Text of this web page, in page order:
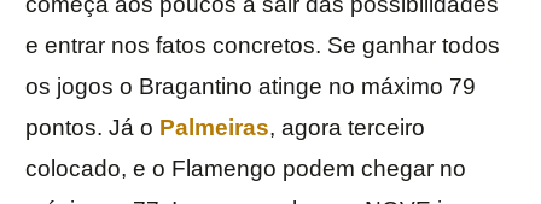
e entrar nos fatos concretos. Se ganhar todos
os jogos o Bragantino atinge no máximo 79
pontos. Já o Palmeiras, agora terceiro
colocado, e o Flamengo podem chegar no